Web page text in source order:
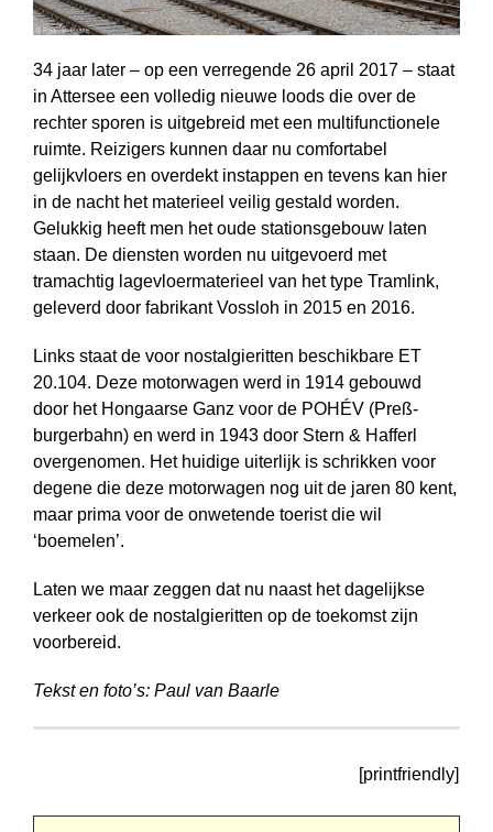
34 jaar later – op een verregende 26 april 2017 – staat
in Attersee een volledig nieuwe loods die over de
rechter sporen is uitgebreid met een multifunctionele
ruimte. Reizigers kunnen daar nu comfortabel
gelijkvloers en overdekt instappen en tevens kan hier
in de nacht het materieel veilig gestald worden.
Gelukkig heeft men het oude stationsgebouw laten
staan. De diensten worden nu uitgevoerd met
tramachtig lagevloermaterieel van het type Tramlink,
geleverd door fabrikant Vossloh in 2015 en 2016.
Links staat de voor nostalgieritten beschikbare ET
20.104. Deze motorwagen werd in 1914 gebouwd
door het Hongaarse Ganz voor de POHÉV (Preß­
burger­bahn) en werd in 1943 door Stern & Hafferl
overgenomen. Het huidige uiterlijk is schrikken voor
degene die deze motorwagen nog uit de jaren 80 kent,
maar prima voor de onwetende toerist die wil
‘boemelen’.
Laten we maar zeggen dat nu naast het dagelijkse
verkeer ook de nostalgieritten op de toekomst zijn
voorbereid.
Tekst en foto’s: Paul van Baarle
[printfriendly]